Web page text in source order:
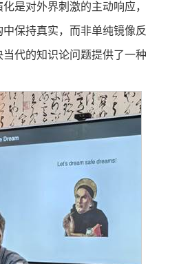
是对外界刺激的主动响应，
保持真实，而非单纯镜像反
当代的知识论问题提供了一种